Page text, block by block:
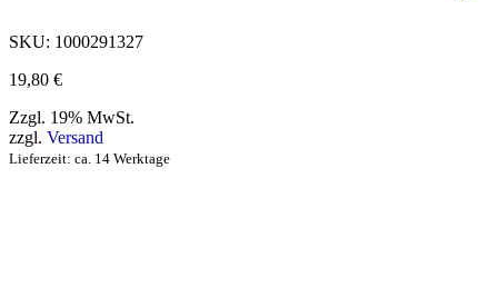
SKU: 1000291327
19,80 €
Zzgl. 19% MwSt.
zzgl. Versand
Lieferzeit: ca. 14 Werktage